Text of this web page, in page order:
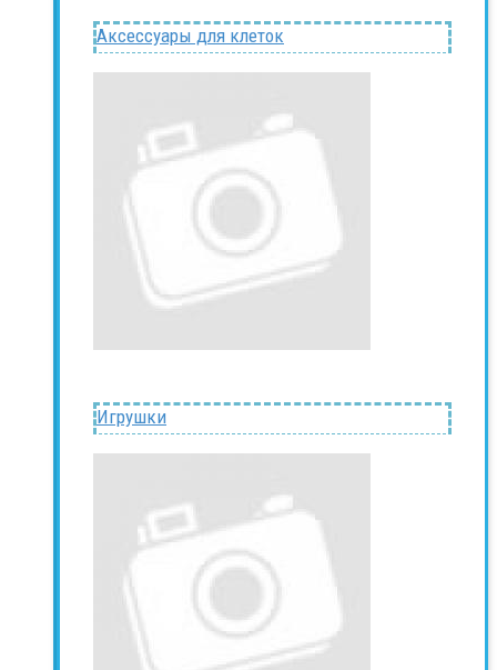
Аксессуары для клеток
Игрушки